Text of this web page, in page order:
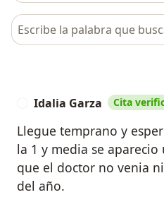
Busca en opiniones
Idalia Garza Cita
Llegue temprano y
la 1 y media se
que el doctor no venia
del año.